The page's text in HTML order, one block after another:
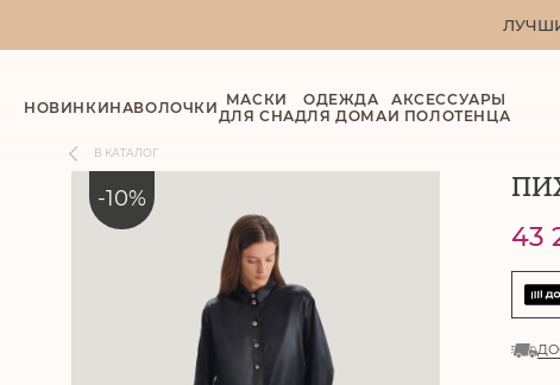
НОВИНКИНАВОЛОЧКИ МАСКИ
ДЛЯ СНА
ОДЕЖДА
ДЛЯ ДОМА
АКСЕССУАРЫ
И ПОЛОТЕНЦА
-10%
В КАТАЛОГ
43